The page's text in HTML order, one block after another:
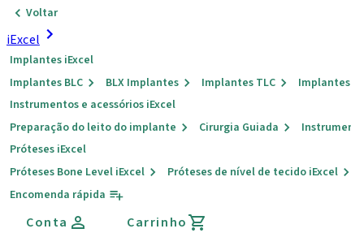
Voltar
iExcel
Implantes iExcel
Implantes BLC
BLX Implantes Implantes TLC
Instrumentos e acessórios iExcel
Preparação do leito do implante
Cirurgia Guiada
Próteses iExcel
Próteses Bone Level iExcel
Próteses de nível de tecido iExcel
Encomenda rápida
Conta Carrinho